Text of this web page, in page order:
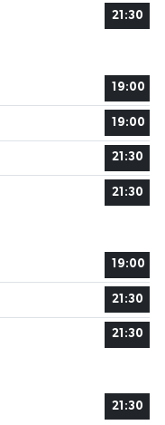
21:30
19:00
19:00
21:30
21:30
19:00
21:30
21:30
21:30